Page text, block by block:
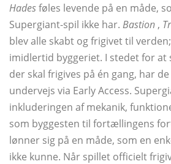
Hadesføles levende på en måde,
Supergiant-spil ikke har. Bastion ,
blev alle skabt og frigivet til verden;
imidlertid byggeriet. I stedet for at
der skal frigives på én gang, har
undervejs via Early Access.
inkluderingen af ​​mekanik,
som byggesten til fortællingens
lønner sig på en måde, som en
ikke kunne. Når spillet officielt